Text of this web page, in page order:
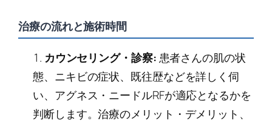
治療の流れと施術時間
カウンセリング・診察:患者さんの肌の状
態、ニキビの症状、既往歴などを詳しく伺
い、アグネス・ニードルRFが適応となるかを
判断します。治療のメリット・デメリット、